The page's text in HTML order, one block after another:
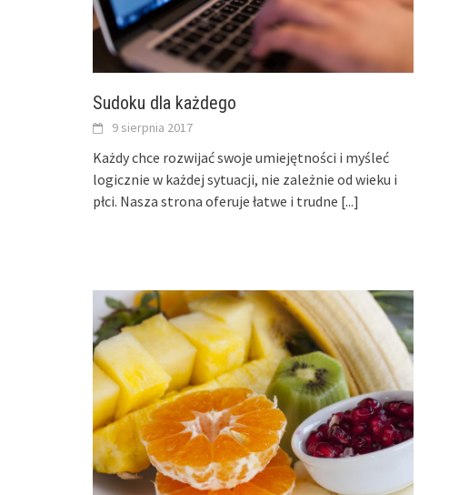
Sudoku dla każdego
9 sierpnia 2017
Każdy chce rozwijać swoje umiejętności i myśleć
logicznie w każdej sytuacji, nie zależnie od wieku i
płci. Nasza strona oferuje łatwe i trudne [...]